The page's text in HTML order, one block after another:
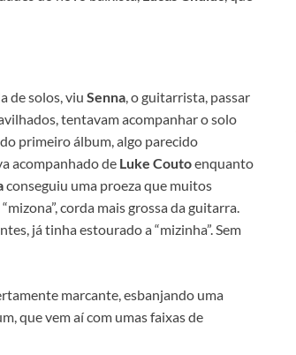
de solos, viu Senna , o guitarrista, passar
tentavam acompanhar o solo
primeiro álbum, algo parecido
acompanhado de Luke Coutoenquanto
conseguiu uma proeza que muitos
corda mais grossa da guitarra.
já tinha estourado a “mizinha”. Sem
marcante, esbanjando uma
que vem aí com umas faixas de